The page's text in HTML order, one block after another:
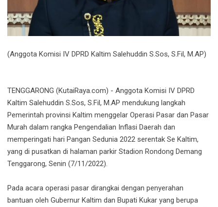
(Anggota Komisi IV DPRD Kaltim Salehuddin S.Sos, S.Fil, M.AP)
TENGGARONG (KutaiRaya.com) - Anggota Komisi IV DPRD
Kaltim Salehuddin S.Sos, S.Fil, M.AP mendukung langkah
Pemerintah provinsi Kaltim menggelar Operasi Pasar dan Pasar
Murah dalam rangka Pengendalian Inflasi Daerah dan
memperingati hari Pangan Sedunia 2022 serentak Se Kaltim,
yang di pusatkan di halaman parkir Stadion Rondong Demang
Tenggarong, Senin (7/11/2022).
Pada acara operasi pasar dirangkai dengan penyerahan
bantuan oleh Gubernur Kaltim dan Bupati Kukar yang berupa